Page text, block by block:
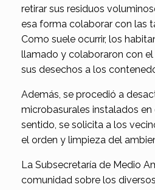
retirar sus residuos
esa forma colaborar con las
Como suele ocurrir, los
llamado y colaboraron con
sus desechos a los
Además, se procedió a
microbasurales instalados en
sentido, se solicita a los
el orden y limpieza del
La Subsecretaría de Medio
comunidad sobre los